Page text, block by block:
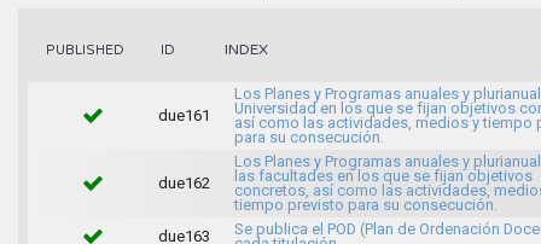
PUBLISHED ID INDEX
due161
Los Planes y Programas anuales y
Universidad en los que se fijan objetivos
así como las actividades, medios y tiempo
para su consecución.
due162
Los Planes y Programas anuales y
las facultades en los que se fijan objetivos
concretos, así como las actividades,
tiempo previsto para su consecución.
due163
Se publica el POD (Plan de Ordenación